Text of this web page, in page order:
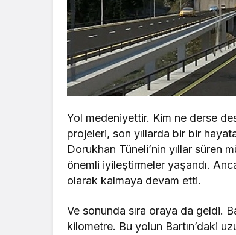
Yol medeniyettir. Kim ne derse
projeleri, son yıllarda bir bir
Dorukhan Tüneli’nin yıllar süren
önemli iyileştirmeler yaşandı.
olarak kalmaya devam etti.
Ve sonunda sıra oraya da geldi.
kilometre. Bu yolun Bartın’daki